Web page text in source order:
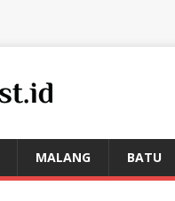
MALANG BATU